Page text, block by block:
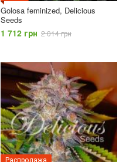
Golosa feminized, Delicious
Seeds
1 712 грн 2 014 грн
Распродажа